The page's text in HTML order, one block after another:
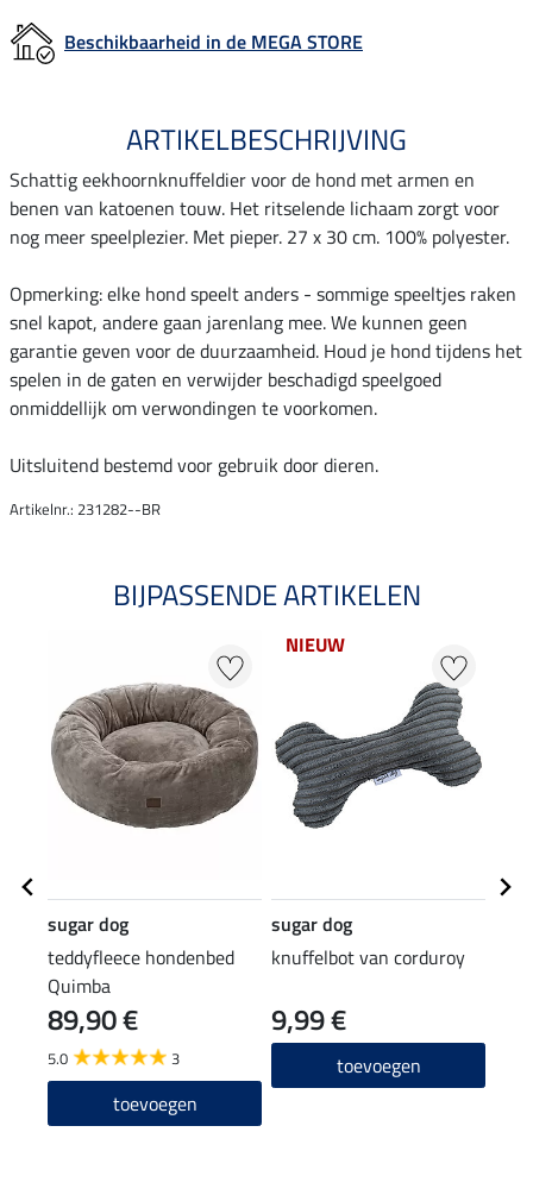
Beschikbaarheid in de MEGA STORE
ARTIKELBESCHRIJVING
Schattig eekhoornknuffeldier voor de hond met armen en
benen van katoenen touw. Het ritselende lichaam zorgt voor
nog meer speelplezier. Met pieper. 27 x 30 cm. 100% polyester.
Opmerking: elke hond speelt anders - sommige speeltjes raken
snel kapot, andere gaan jarenlang mee. We kunnen geen
garantie geven voor de duurzaamheid. Houd je hond tijdens het
spelen in de gaten en verwijder beschadigd speelgoed
onmiddellijk om verwondingen te voorkomen.
Uitsluitend bestemd voor gebruik door dieren.
Artikelnr.: 231282--BR
BIJPASSENDE ARTIKELEN
sugar dog
teddyfleece hondenbed
Quimba
89,90 €
5.0 3
toevoegen
NIEUW
sugar dog
knuffelbot van corduroy
9,99 €
toevoegen